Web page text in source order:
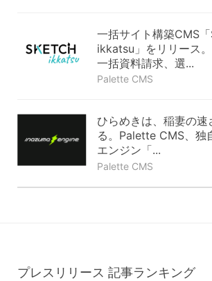
一括サイト構築CMS
ikkatsu」をリリース
一括資料請求、選...
Palette CMS
ひらめきは、稲妻の速
る。Palette CMS、独
エンジン「...
Palette CMS
プレスリリース 記事ランキング